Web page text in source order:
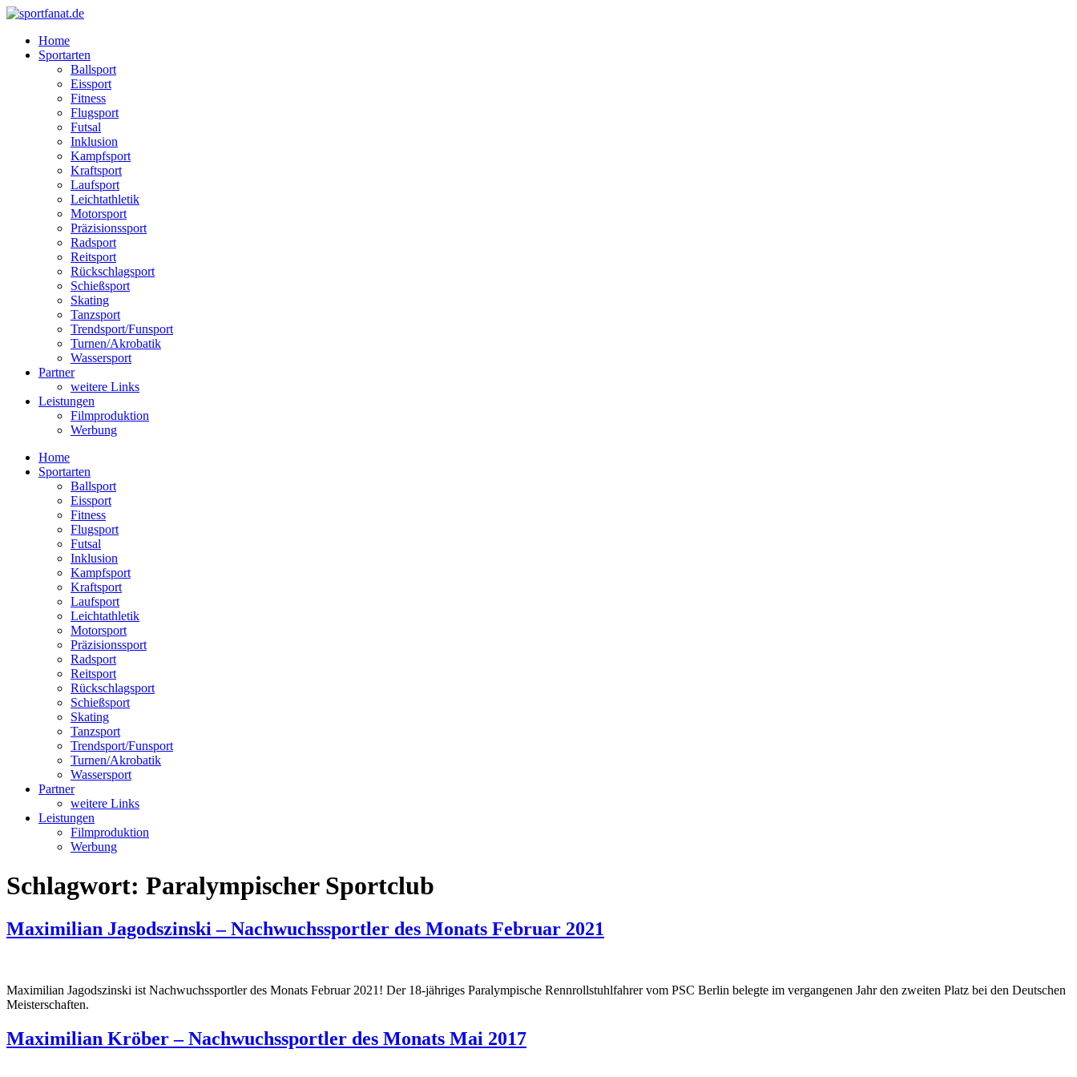
Zum
wechselnHome
Sportarten
Ballsport
Eissport
Fitness
Flugsport
Futsal
Inklusion
Kampfsport
Kraftsport
Laufsport
Leichtathletik
Motorsport
Präzisionssport
Radsport
Reitsport
Rückschlagsport
Schießsport
Skating
Tanzsport
Trendsport/Funsport
Turnen/Akrobatik
Wassersport
Partner
weitere Links
Leistungen
Filmproduktion
Werbung
Menü
Home
Sportarten
Ballsport
Eissport
Fitness
Flugsport
Futsal
Inklusion
Kampfsport
Kraftsport
Laufsport
Leichtathletik
Motorsport
Präzisionssport
Radsport
Reitsport
Rückschlagsport
Schießsport
Skating
Tanzsport
Trendsport/Funsport
Turnen/Akrobatik
Wassersport
Partner
weitere Links
Leistungen
Filmproduktion
Werbung
Schlagwort: Paralympischer Sportclub
Maximilian Jagodszinski – Nachwuchssportler des Monats Februar 2021
Maximilian Jagodszinski ist Nachwuchssportler des Monats Februar 2021! Der 18-jähriges Paralympische Rennrollstuhlfahrer vom PSC Berlin belegte im vergangenen Jahr den zweiten Platz bei den Deutschen
Meisterschaften.
Maximilian Kröber – Nachwuchssportler des Monats Mai 2017